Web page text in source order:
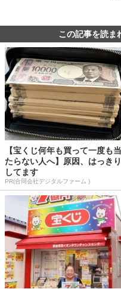
この記事を読ま
【宝くじ何年も買って一度も当
たらない人へ】原因、はっきり
してます
PR(合同会社デジタルファーム )